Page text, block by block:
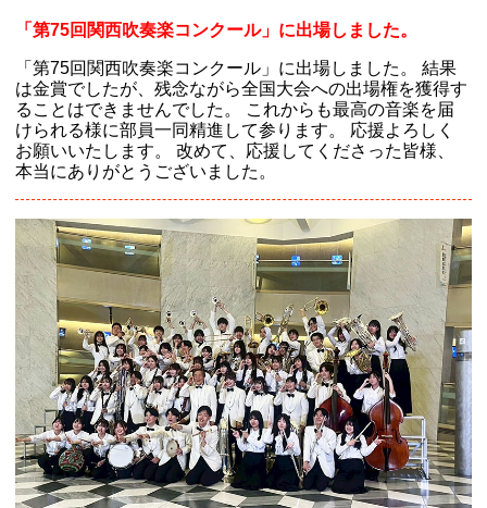
「第75回関西吹奏楽コンクール」に出場しました。
「第75回関西吹奏楽コンクール」に出場しました。 結果
は金賞でしたが、残念ながら全国大会への出場権を獲得す
ることはできませんでした。 これからも最高の音楽を届
けられる様に部員一同精進して参ります。 応援よろしく
お願いいたします。 改めて、応援してくださった皆様、
本当にありがとうございました。